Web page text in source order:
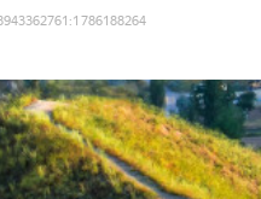
:1786188264